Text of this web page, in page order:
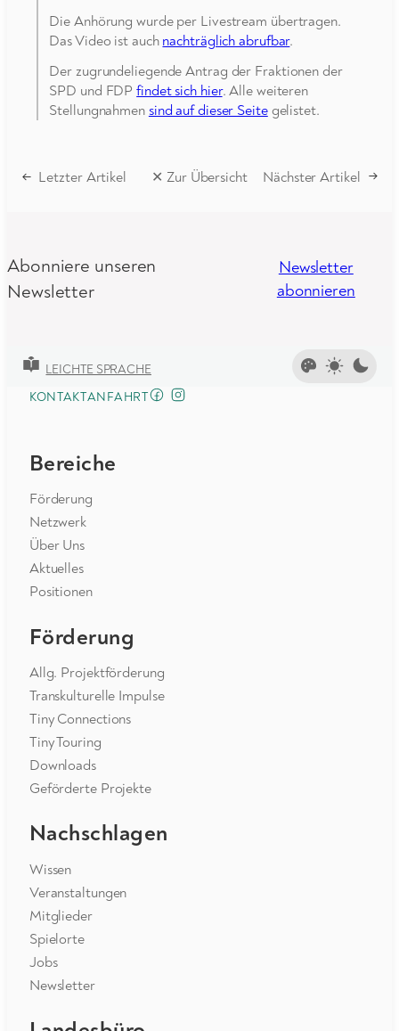
Die Anhörung wurde per Livestream übertragen.
Das Video ist auch nachträglich abrufbar.
Der zugrundeliegende Antrag der Fraktionen der
SPD und FDPfindet sich hier. Alle weiteren
Stellungnahmen sind auf dieser Seitegelistet.
← Letzter Artikel ✕ Zur Übersicht Nächster Artikel →
Abonniere unseren
Newsletter
Newsletter
abonnieren
LEICHTE SPRACHE
KONTAKTANFAHRT FACEBOOK
Bereiche
Förderung
Netzwerk
Über Uns
Aktuelles
Positionen
Förderung
Allg. Projektförderung
Transkulturelle Impulse
Tiny Connections
Tiny Touring
Downloads
Geförderte Projekte
Nachschlagen
Wissen
Veranstaltungen
Mitglieder
Spielorte
Jobs
Newsletter